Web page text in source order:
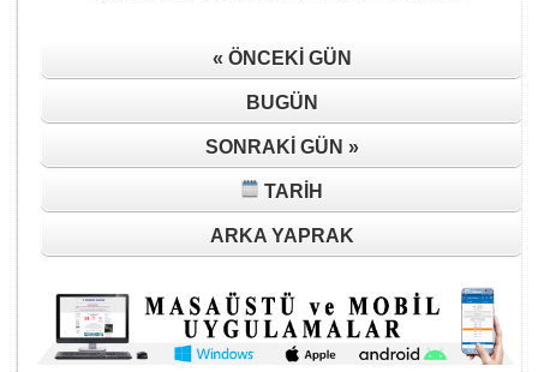
« ÖNCEKI GÜN
BUGÜN
SONRAKI GÜN »
TARIH
ARKA YAPRAK